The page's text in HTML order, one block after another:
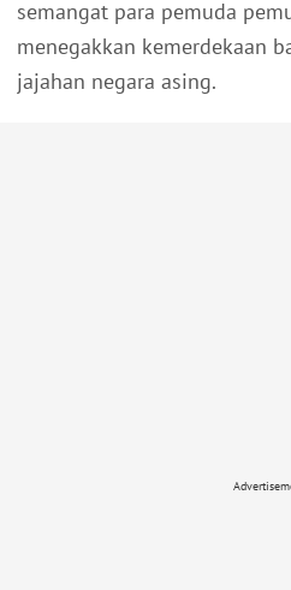
semangat para pemuda
menegakkan kemerdekaan
jajahan negara asing.